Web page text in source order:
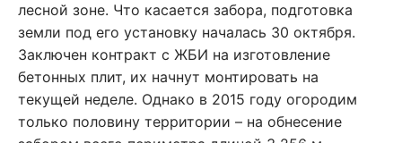
лесной зоне. Что касается забора, подготовка
земли под его установку началась 30 октября.
Заключен контракт с ЖБИ на изготовление
бетонных плит, их начнут монтировать на
текущей неделе. Однако в 2015 году огородим
только половину территории – на обнесение